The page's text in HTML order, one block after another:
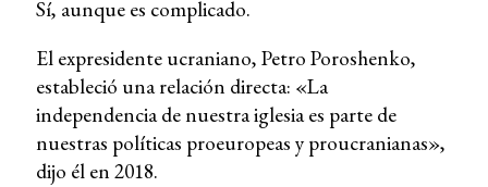
Sí, aunque es complicado.
El expresidente ucraniano, Petro Poroshenko,
estableció una relación directa: «La
independencia de nuestra iglesia es parte de
nuestras políticas proeuropeas y proucranianas»,
dijo él en 2018.